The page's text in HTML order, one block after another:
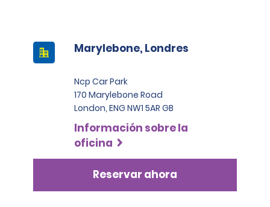
Marylebone, Londres
Ncp Car Park
170 Marylebone Road
London, ENG NW1 5AR GB
Información sobre la
oficina
Reservar ahora